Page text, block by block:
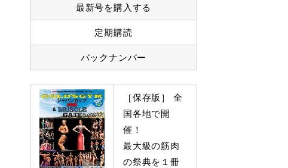
最新号を購入する
定期購読
バックナンバー
［保存版］ 全
国各地で開
催！
最大級の筋肉
の祭典を１冊